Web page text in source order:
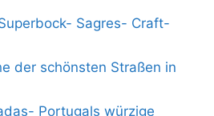
Sagres- Craft-
der schönsten Straßen in
Portugals würzige